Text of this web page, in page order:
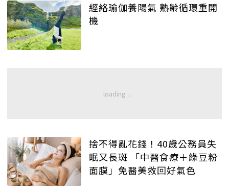
經絡瑜伽養陽氣 熟齡循環重開
機
捨不得亂花錢！40歲公務員失
眠又長斑 「中醫食療＋綠豆粉
面膜」免醫美救回好氣色